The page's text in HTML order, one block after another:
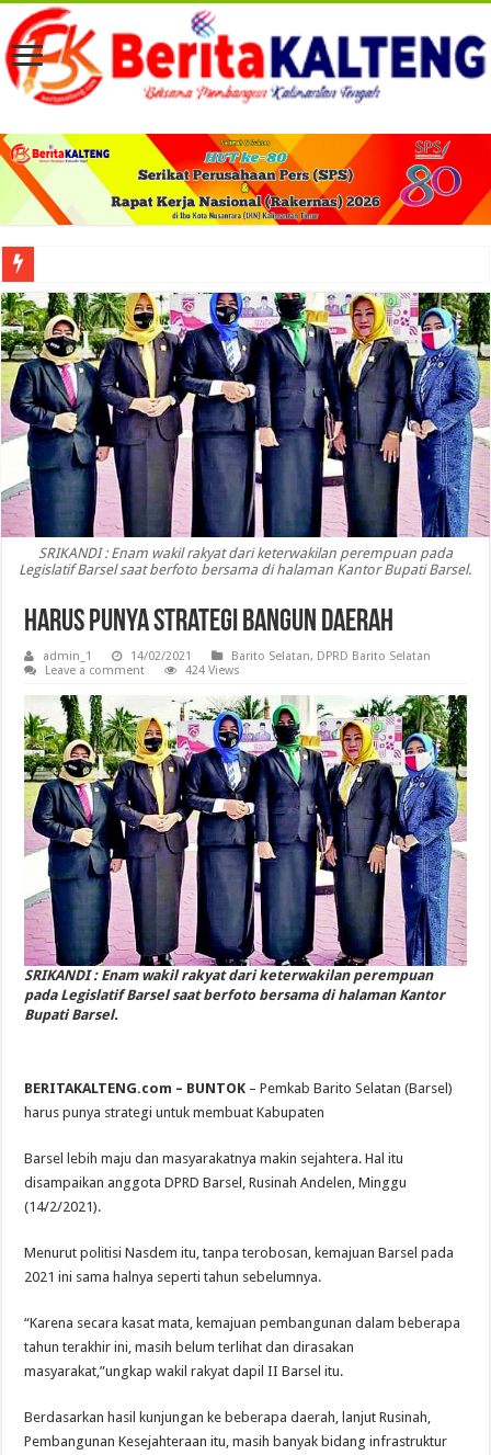
Viral! Selama Dua Bulan Lebih Siltap Serta Tunjangan Pemdes dan BPD di
SRIKANDI : Enam wakil rakyat dari keterwakilan perempuan pada
Legislatif Barsel saat berfoto bersama di halaman Kantor Bupati Barsel.
Harus Punya Strategi Bangun Daerah
admin_1 14/02/2021 Barito Selatan, DPRD Barito Selatan
Leave a comment
424 Views
SRIKANDI : Enam wakil rakyat dari keterwakilan perempuan
pada Legislatif Barsel saat berfoto bersama di halaman Kantor
Bupati Barsel.
BERITAKALTENG.com – BUNTOK – Pemkab Barito Selatan (Barsel)
harus punya strategi untuk membuat Kabupaten
Barsel lebih maju dan masyarakatnya makin sejahtera. Hal itu
disampaikan anggota DPRD Barsel, Rusinah Andelen, Minggu
(14/2/2021).
Menurut politisi Nasdem itu, tanpa terobosan, kemajuan Barsel pada
2021 ini sama halnya seperti tahun sebelumnya.
“Karena secara kasat mata, kemajuan pembangunan dalam beberapa
tahun terakhir ini, masih belum terlihat dan dirasakan
masyarakat,”ungkap wakil rakyat dapil II Barsel itu.
Berdasarkan hasil kunjungan ke beberapa daerah, lanjut Rusinah,
Pembangunan Kesejahteraan itu, masih banyak bidang infrastruktur